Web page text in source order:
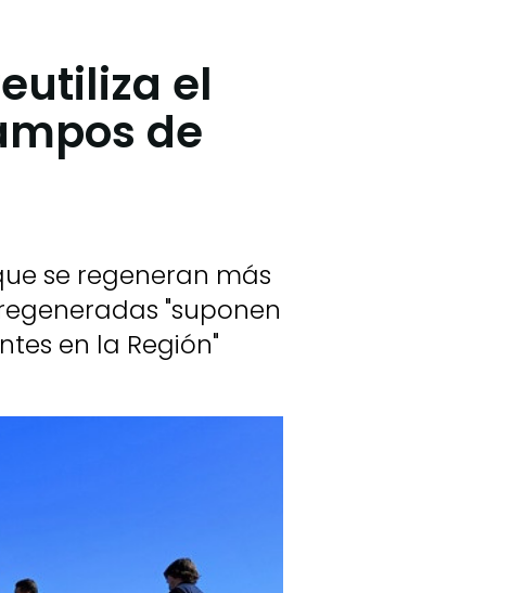
el
de
se regeneran más
"suponen
en la Región"